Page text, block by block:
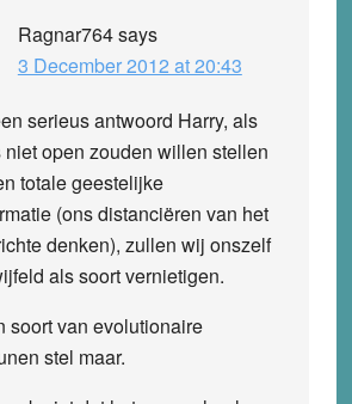
Ragnar764says
3 December 2012 at 20:43
serieus antwoord Harry, als
open zouden willen stellen
totale geestelijke
(ons distanciëren van het
denken), zullen wij onszelf
als soort vernietigen.
soort van evolutionaire
stel maar.